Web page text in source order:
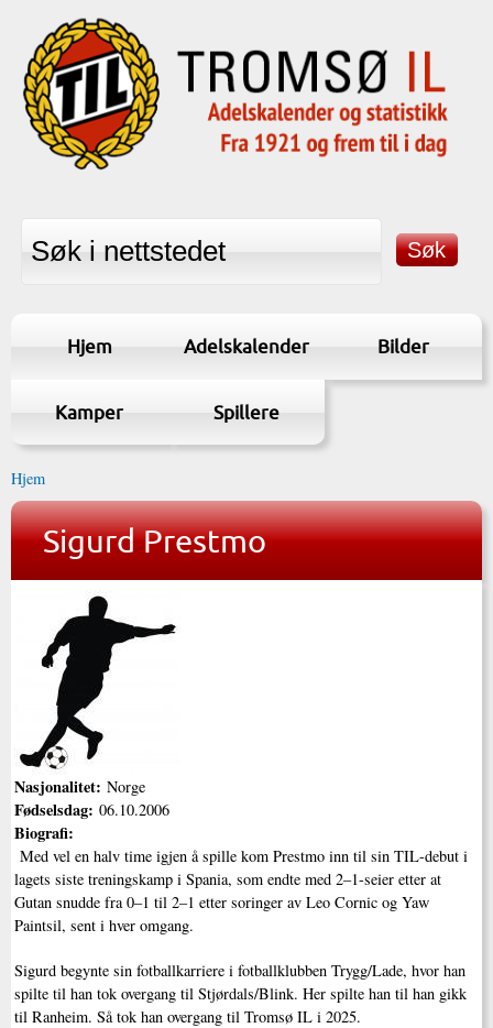
Hjem Adelskalender Bilder
Kamper Spillere
Hjem
Sigurd Prestmo
Nasjonalitet: Norge
Fødselsdag: 06.10.2006
Biografi:
Med vel en halv time igjen å spille kom Prestmo inn til sin TIL-debut i
lagets siste treningskamp i Spania, som endte med 2–1-seier etter at
Gutan snudde fra 0–1 til 2–1 etter soringer av Leo Cornic og Yaw
Paintsil, sent i hver omgang.
Sigurd begynte sin fotballkarriere i fotballklubben Trygg/Lade, hvor han
spilte til han tok overgang til Stjørdals/Blink. Her spilte han til han gikk
til Ranheim. Så tok han overgang til Tromsø IL i 2025.